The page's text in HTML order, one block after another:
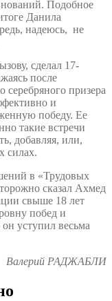
Подобное
Данила
надеюсь, не
сделал 17-
после
серебряного призера
и
победу. Ее
такие встречи
добавляя, или,
силах.
в «Трудовых
сказал Ахмед
свыше 18 лет
побед и
уступил весьма
Валерий РАДЖАБЛИ